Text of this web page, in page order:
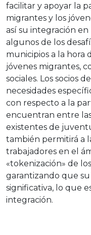
facilitar y apoyar la
migrantes y los
así su integración en
algunos de los
municipios a la hora
jóvenes migrantes,
sociales. Los socios
necesidades
con respecto a la
encuentran entre
existentes de
también permitirá a
trabajadores en el
«tokenización» de
garantizando que
significativa, lo que
integración.